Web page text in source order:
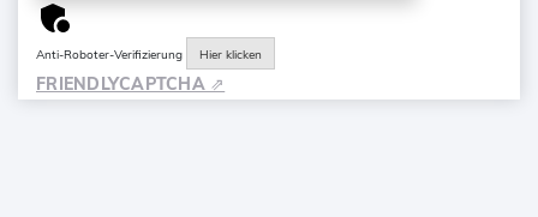
Anti-Roboter-Verifizierung Hier klicken
FRIENDLYCAPTCHA ⇗